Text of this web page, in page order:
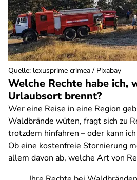
Welche Rechte habe ich,
Urlaubsort brennt?
Wer eine Reise in eine Region
Waldbrände wüten, fragt sich zu
trotzdem hinfahren – oder kann
Ob eine kostenfreie Stornierung
allem davon ab, welche Art von
Quelle: lexusprime crimea / Pixabay